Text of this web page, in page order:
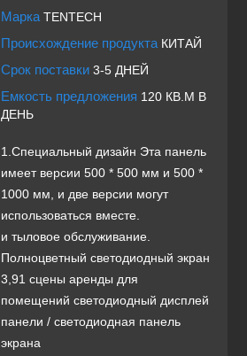
Марка TENTECH
Происхождение продукта КИТАЙ
Срок поставки 3-5 ДНЕЙ
Емкость предложения 120 КВ.М В
ДЕНЬ
1.Специальный дизайн Эта панель
имеет версии 500 * 500 мм и 500 *
1000 мм, и две версии могут
использоваться вместе.
и тыловое обслуживание.
Полноцветный светодиодный экран
3,91 сцены аренды для
помещений светодиодный дисплей
панели / светодиодная панель
экрана